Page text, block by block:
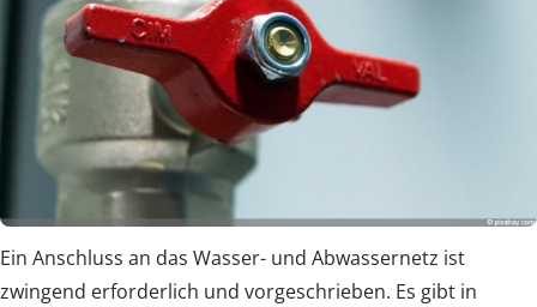
Ein Anschluss an das Wasser- und Abwassernetz ist
zwingend erforderlich und vorgeschrieben. Es gibt in